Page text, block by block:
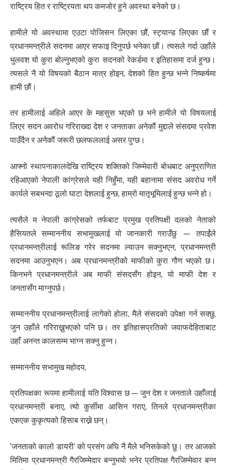
राष्ट्रिय हित र राष्ट्रियता थप कमजोर हुने अवस्था बनेको छ।
हामीले यो अवस्थामा एउटा पोजिसन लिएका छौं, स्ट्यान्ड लिएका छौं र
प्रधानमन्त्रीले सदनमा आएर सफाइ दिनुपर्छ भनेका छौं। त्यसले गर्दा उहाँले
भुलवश यो कुरा बोल्नुभएको कुरा सदनको रेकर्डमा र इतिहासमा दर्ज हुन्छ।
त्यसले नै यो विषयको बैठान मात्र होइन, देशको हित हुन्छ भन्ने निष्कर्षमा
हामी छौं।
तर हामीलाई अहिले आएर के महसुस भएको छ भने हामीले यो विषयलाई
लिएर सदन अवरोध गरिराख्दा देश र जनताका अनेकौं मुद्दाले संसदमा प्रवेश
पाउँदैन र अनेकौं जरूरी छलफललाई असर पुग्छ।
आफ्नो स्थापनाकालदेखि राष्ट्रिय शक्तिको जिम्मेवारी बोधबाट अनुप्राणित
रहिआएको नेपाली कांग्रेसले यही निहुँमा, यही बहानामा संसद अवरोध गर्ने
कार्यले सबभन्दा ठूलो घाटा देशलाई हुन्छ, हाम्रो मातृभूमिलाई हुन्छ भन्ने हो।
त्यसैले म नेपाली कांग्रेसको तर्फबाट प्रमुख प्रतिपक्षी दलको नेताको
हैसियतले सम्माननीय सभामुखलाई यो जानकारी गराउँछु — तपाईंले
प्रधानमन्त्रीलाई रूलिङ गरेर सदनमा ल्याउन सक्नुभएन, प्रधानमन्त्री
सदनमा आउनुभएन। अब प्रधानमन्त्रीको माफीको कुरा गौण भएको छ।
किनभने प्रधानमन्त्रीले अब माफी संसदसँग होइन, यो माफी देश र
जनतासँग माग्नुपर्छ।
सम्माननीय प्रधानमन्त्रीलाई लागेको होला, मैले संसदको उपेक्षा गर्न सक्छु,
जुन उहाँले गरिराख्नुभएको पनि छ। तर इतिहासप्रतिको जवाफदेहिताबाट
उहाँ अनन्त कालसम्म भाग्न सक्नु हुन्न।
सम्माननीय सभामुख महोदय,
प्रतिपक्षका रूपमा हामीलाई यति विश्वास छ — जुन देश र जनताले उहाँलाई
प्रधानमन्त्री बनाए, त्यो कुर्सीमा आसिन गराए, तिनले प्रधानमन्त्रीका
एकएक कुकृत्यको हिसाब राख्ने छन्।
‘जनताको कालो डायरी’ को प्रसंग अघि नै मैले भनिसकेको छु। तर आजको
मितिमा प्रधानमन्त्री गैरजिम्मेदार बन्नुभयो भनेर प्रतिपक्ष गैरजिम्मेवार बन्न